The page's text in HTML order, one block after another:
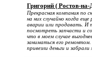
Григорий ( Ростов-
Прекрасная компания по
на них случайно когда
аварии или продавать. И
посмотреть запчасти и
что в моем случае
заниматься его
привезли деньги и